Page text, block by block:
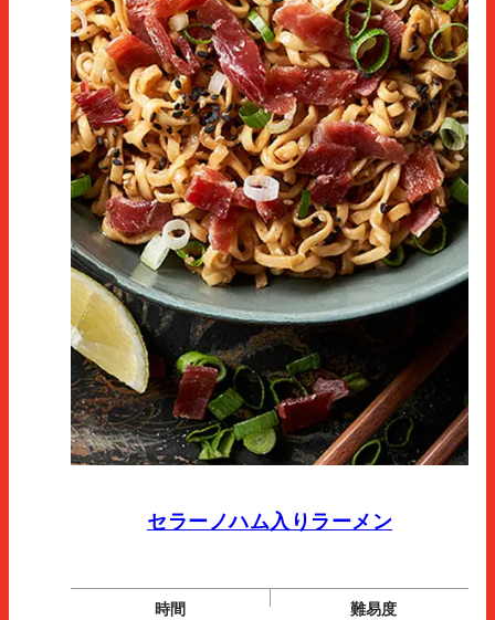
セラーノハム入りラーメン
時間
難易度